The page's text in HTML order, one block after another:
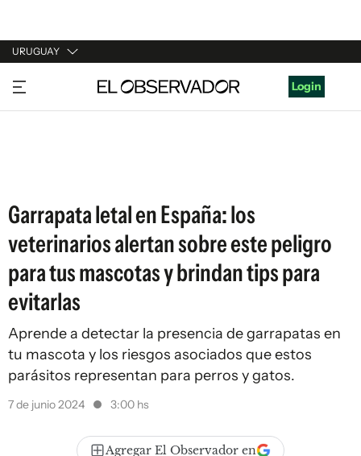
URUGUAY
URUGUAY
ARGENTINA
Login
Garrapata letal en España: los
veterinarios alertan sobre este peligro
para tus mascotas y brindan tips para
evitarlas
Aprende a detectar la presencia de garrapatas en
tu mascota y los riesgos asociados que estos
parásitos representan para perros y gatos.
7 de junio 2024 3:00 hs
Agregar El Observador en